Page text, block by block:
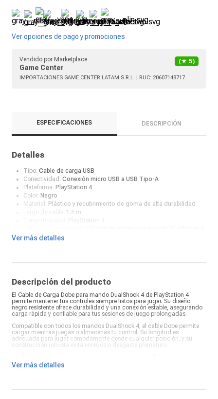
Ver opciones de pago y promociones
Vendido por Marketplace
Game Center
(★ 5)
IMPORTACIONES GAME CENTER LATAM S.R.L. | RUC: 20607148717
ESPECIFICACIONES DESCRIPCIÓN
Detalles
Tipo: Cable de carga USB
Conectividad: Conexión micro USB a USB Tipo-A
Plataforma: PlayStation 4
Color: Negro
Material: Plástico y recubrimiento de goma de alta durabilidad
1.5 m
Ver más detalles
Descripción del producto
El Cable de Carga Dobe para mando DualShock 4 de PlayStation 4
permite mantener tus controles siempre listos para jugar. Su diseño
negro resistente ofrece durabilidad y una conexión estable, asegurando
carga rápida y confiable para tus sesiones de juego prolongadas.
Compatible con todos los mandos DualShock 4, el cable Dobe permite
cargar mientras juegas o almacenas tu control. Su longitud es
adecuada para jugar cómodamente desde cualquier posición, y su
construcción robusta evita enredos o desgaste prematuro.
cargados y funcionales, este cable de carga Dobe combina seguridad,
Ver más detalles